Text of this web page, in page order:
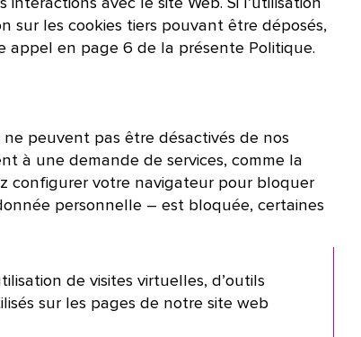
sur les cookies tiers pouvant être déposés,
appel en page 6 de la présente Politique.
peuvent pas être désactivés de nos
à une demande de services, comme la
configurer votre navigateur pour bloquer
personnelle – est bloquée, certaines
de visites virtuelles, d’outils
sur les pages de notre site web